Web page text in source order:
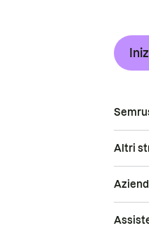
Altri